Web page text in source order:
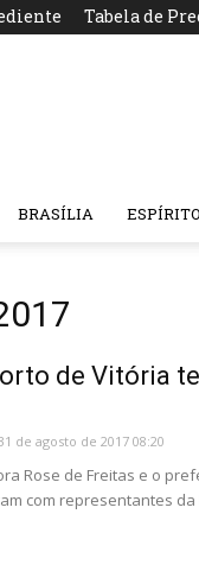
Tabela de
BRASÍLIA
de Vitória
de agosto de 2017 08:20
Rose de Freitas e o
com representantes